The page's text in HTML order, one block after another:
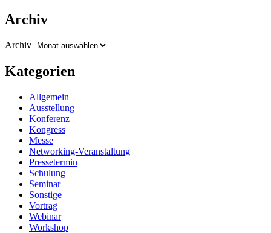
Archiv
Archiv
Kategorien
Allgemein
Ausstellung
Konferenz
Kongress
Messe
Networking-Veranstaltung
Pressetermin
Schulung
Seminar
Sonstige
Vortrag
Webinar
Workshop